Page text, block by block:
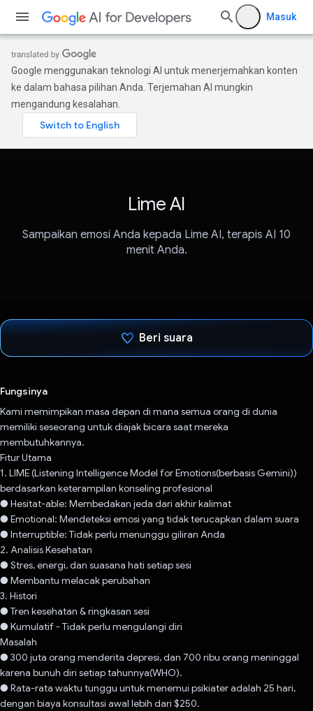
Masuk
Google menggunakan teknologi AI untuk menerjemahkan konten
ke dalam bahasa pilihan Anda. Terjemahan AI mungkin
mengandung kesalahan.
Lime AI
Sampaikan emosi Anda kepada Lime AI, terapis AI 10
menit Anda.
Beri suara
Fungsinya
Kami memimpikan masa depan di mana semua orang di dunia
memiliki seseorang untuk diajak bicara saat mereka
membutuhkannya.
Fitur Utama
1. LIME (Listening Intelligence Model for Emotions(berbasis Gemini))
berdasarkan keterampilan konseling profesional
● Hesitat-able: Membedakan jeda dari akhir kalimat
● Emotional: Mendeteksi emosi yang tidak terucapkan dalam suara
● Interruptible: Tidak perlu menunggu giliran Anda
2. Analisis Kesehatan
● Stres, energi, dan suasana hati setiap sesi
● Membantu melacak perubahan
3. Histori
● Tren kesehatan & ringkasan sesi
● Kumulatif - Tidak perlu mengulangi diri
Masalah
● 300 juta orang menderita depresi, dan 700 ribu orang meninggal
karena bunuh diri setiap tahunnya(WHO).
● Rata-rata waktu tunggu untuk menemui psikiater adalah 25 hari,
dengan biaya konsultasi awal lebih dari $250.